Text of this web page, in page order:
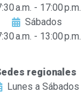
a.m. - 17:00 p.m.
Sábados
a.m. - 13:00 p.m.
regionales
Lunes a Sábados